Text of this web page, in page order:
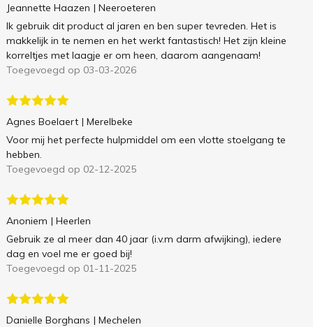
Jeannette Haazen | Neeroeteren
Ik gebruik dit product al jaren en ben super tevreden. Het is
makkelijk in te nemen en het werkt fantastisch! Het zijn kleine
korreltjes met laagje er om heen, daarom aangenaam!
Toegevoegd op 03-03-2026
Agnes Boelaert | Merelbeke
Voor mij het perfecte hulpmiddel om een vlotte stoelgang te
hebben.
Toegevoegd op 02-12-2025
Anoniem | Heerlen
Gebruik ze al meer dan 40 jaar (i.v.m darm afwijking), iedere
dag en voel me er goed bij!
Toegevoegd op 01-11-2025
Danielle Borghans | Mechelen